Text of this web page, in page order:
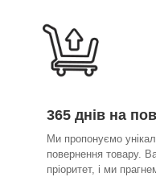
365 днів на
Ми пропонуємо
повернення товару.
пріоритет, і ми